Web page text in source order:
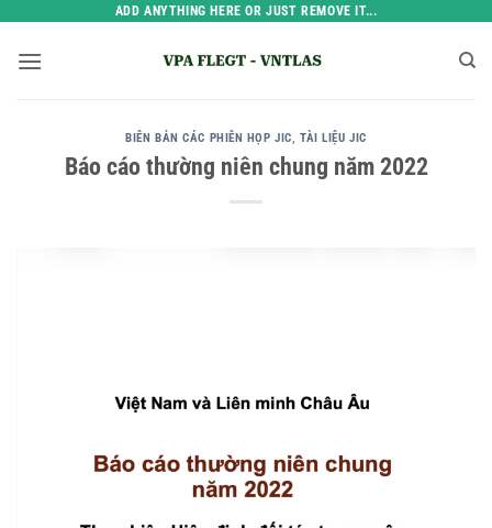
nội
ADD ANYTHING HERE OR JUST REMOVE IT...
BIÊN BẢN CÁC PHIÊN HỌP JIC, TÀI LIỆU JIC
Báo cáo thường niên chung năm 2022